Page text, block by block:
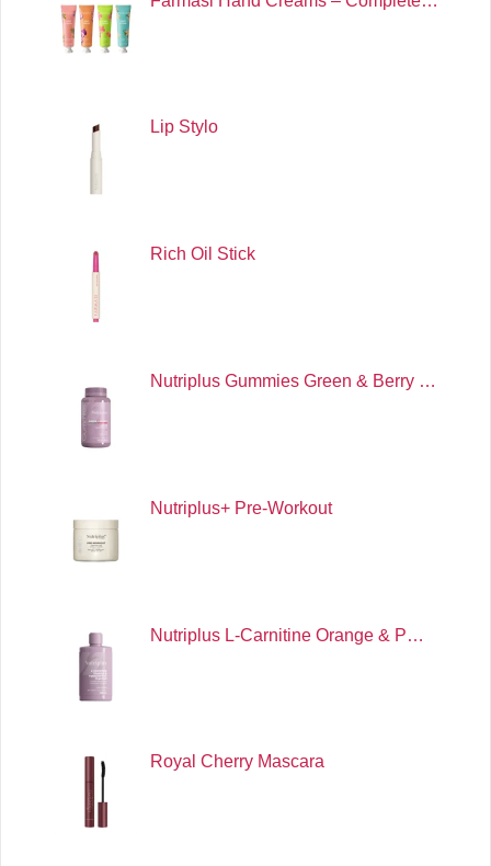
Lip Stylo
Rich Oil Stick
Nutriplus Gummies Green & Berry …
Nutriplus+ Pre-Workout
Nutriplus L-Carnitine Orange & P…
Royal Cherry Mascara